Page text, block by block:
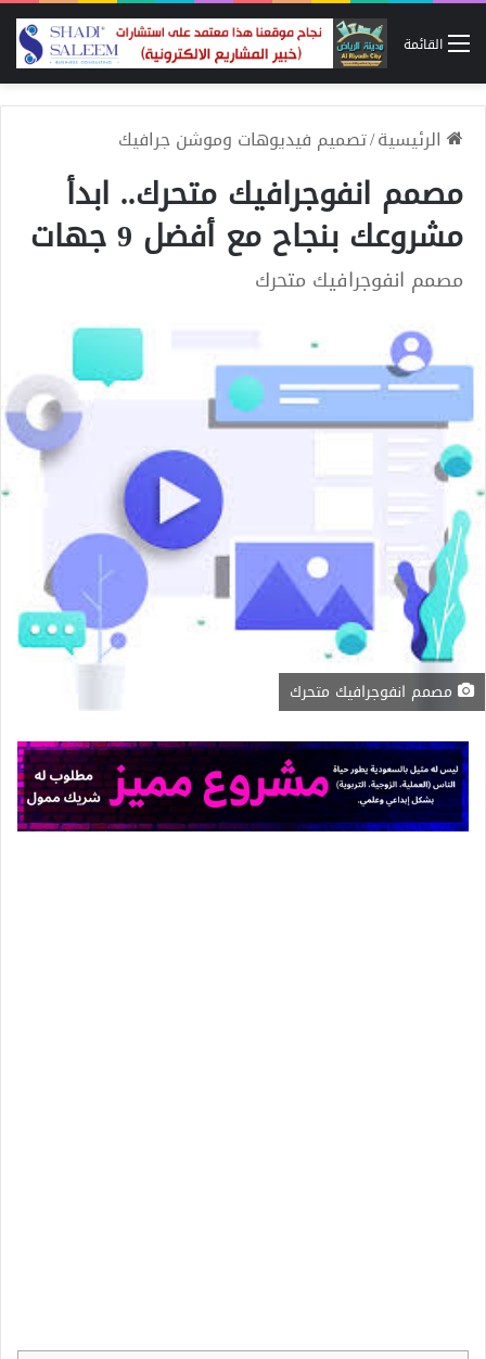
القائمة
الرئيسية/تصميم فيديوهات وموشن جرافيك
مصمم انفوجرافيك متحرك.. ابدأ
مشروعك بنجاح مع أفضل 9 جهات
مصمم انفوجرافيك متحرك
مصمم انفوجرافيك متحرك